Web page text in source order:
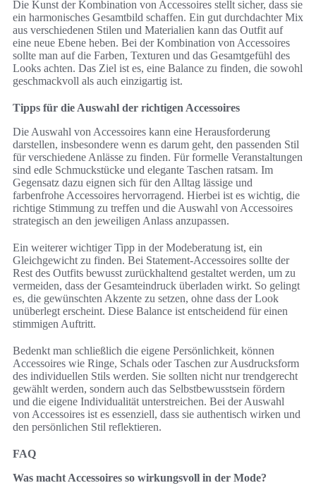
Die Kunst der Kombination von Accessoires stellt sicher, dass sie
ein harmonisches Gesamtbild schaffen. Ein gut durchdachter Mix
aus verschiedenen Stilen und Materialien kann das Outfit auf
eine neue Ebene heben. Bei der Kombination von Accessoires
sollte man auf die Farben, Texturen und das Gesamtgefühl des
Looks achten. Das Ziel ist es, eine Balance zu finden, die sowohl
geschmackvoll als auch einzigartig ist.
Tipps für die Auswahl der richtigen Accessoires
Die Auswahl von Accessoires kann eine Herausforderung
darstellen, insbesondere wenn es darum geht, den passenden Stil
für verschiedene Anlässe zu finden. Für formelle Veranstaltungen
sind edle Schmuckstücke und elegante Taschen ratsam. Im
Gegensatz dazu eignen sich für den Alltag lässige und
farbenfrohe Accessoires hervorragend. Hierbei ist es wichtig, die
richtige Stimmung zu treffen und die Auswahl von Accessoires
strategisch an den jeweiligen Anlass anzupassen.
Ein weiterer wichtiger Tipp in der Modeberatung ist, ein
Gleichgewicht zu finden. Bei Statement-Accessoires sollte der
Rest des Outfits bewusst zurückhaltend gestaltet werden, um zu
vermeiden, dass der Gesamteindruck überladen wirkt. So gelingt
es, die gewünschten Akzente zu setzen, ohne dass der Look
unüberlegt erscheint. Diese Balance ist entscheidend für einen
stimmigen Auftritt.
Bedenkt man schließlich die eigene Persönlichkeit, können
Accessoires wie Ringe, Schals oder Taschen zur Ausdrucksform
des individuellen Stils werden. Sie sollten nicht nur trendgerecht
gewählt werden, sondern auch das Selbstbewusstsein fördern
und die eigene Individualität unterstreichen. Bei der Auswahl
von Accessoires ist es essenziell, dass sie authentisch wirken und
den persönlichen Stil reflektieren.
FAQ
Was macht Accessoires so wirkungsvoll in der Mode?